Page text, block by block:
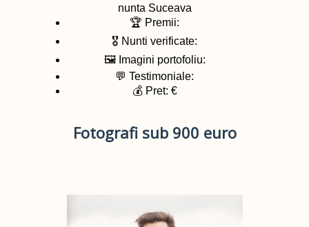
nunta Suceava
🏆 Premii:
🎖️ Nunti verificate:
🖼️ Imagini portofoliu:
💬 Testimoniale:
💰 Pret: €
Fotografi sub 900 euro